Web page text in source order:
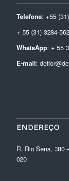
Telefone: +55
+ 55 (31) 3284-
WhatsApp: + 55
E-mail:
ENDEREÇO
R. Rio Sena, 380
020